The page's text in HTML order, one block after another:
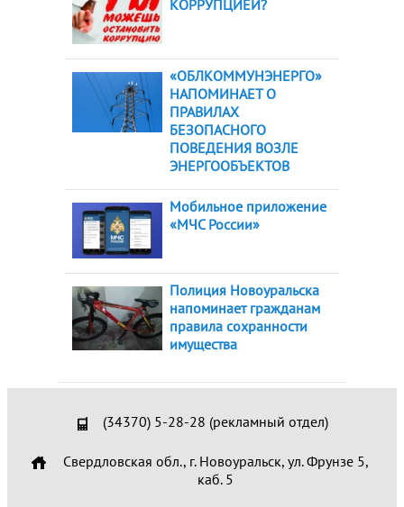
КОРРУПЦИЕЙ?
«ОБЛКОММУНЭНЕРГО»
НАПОМИНАЕТ О
ПРАВИЛАХ
БЕЗОПАСНОГО
ПОВЕДЕНИЯ ВОЗЛЕ
ЭНЕРГООБЪЕКТОВ
Мобильное приложение
«МЧС России»
Полиция Новоуральска
напоминает гражданам
правила сохранности
имущества
(34370) 5-28-28 (рекламный отдел)
Свердловская обл., г. Новоуральск, ул. Фрунзе 5,
каб. 5